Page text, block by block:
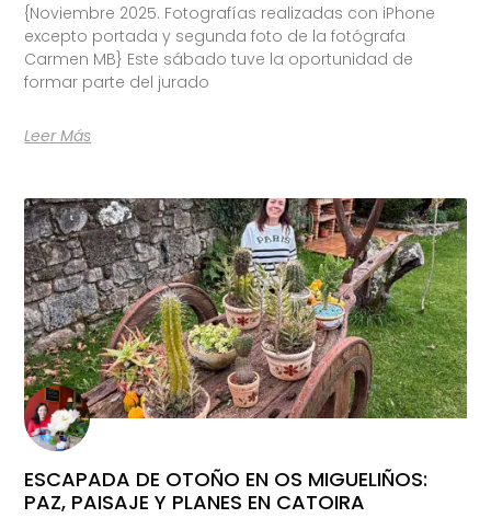
{Noviembre 2025. Fotografías realizadas con iPhone
excepto portada y segunda foto de la fotógrafa
Carmen MB} Este sábado tuve la oportunidad de
formar parte del jurado
Leer Más
ESCAPADA DE OTOÑO EN OS MIGUELIÑOS:
PAZ, PAISAJE Y PLANES EN CATOIRA